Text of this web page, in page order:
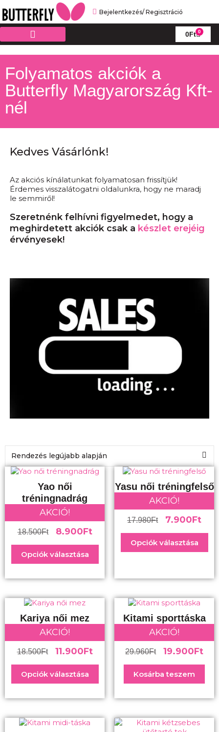
Bejelentkezés/ Regisztráció
0Ft 0
Folyamatos akciók a
Butterfly Magyarország Kft-
nél
Kedves Vásárlónk!
Az akciós kínálatunkat folyamatosan frissítjük!
Érdemes visszalátogatni oldalunkra, hogy ne maradj
le semmiről!
Szeretnénk felhívni figyelmedet, hogy a
meghirdetett akciók csak a készlet erejéig
érvényesek!
Yao női
tréningnadrág
AKCIÓ!
18.500Ft 8.900Ft
Opciók választása
Yasu női tréningfelső
AKCIÓ!
17.980Ft 7.900Ft
Opciók választása
Kariya női mez
AKCIÓ!
18.500Ft 11.900Ft
Opciók választása
Kitami sporttáska
AKCIÓ!
29.960Ft 19.900Ft
Kosárba teszem